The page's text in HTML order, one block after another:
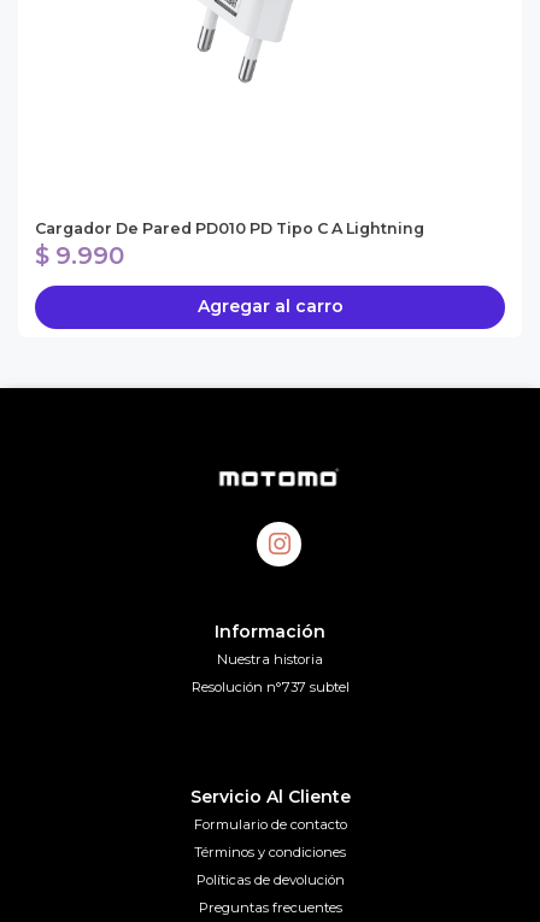
Cargador De Pared PD010 PD Tipo C A Lightning
$ 9.990
Agregar al carro
Información
Nuestra historia
Resolución n°737 subtel
Servicio Al Cliente
Formulario de contacto
Términos y condiciones
Políticas de devolución
Preguntas frecuentes